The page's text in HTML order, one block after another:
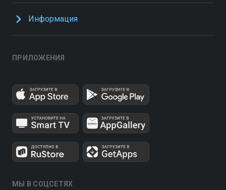
Информация
ПРИЛОЖЕНИЯ
МЫ В СОЦСЕТЯХ